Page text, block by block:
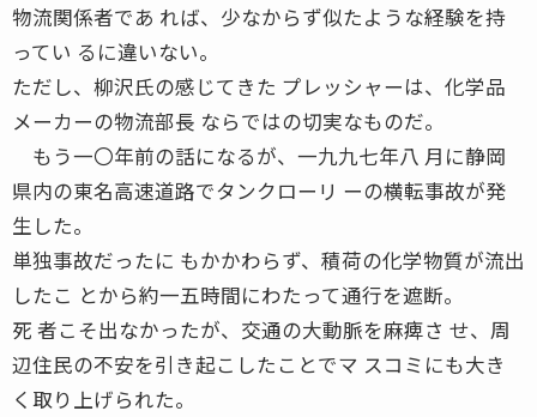
物流関係者であ れば、少なからず似たような経験を持
ってい るに違いない。
ただし、柳沢氏の感じてきた プレッシャーは、化学品
メーカーの物流部長 ならではの切実なものだ。
もう一〇年前の話になるが、一九九七年八 月に静岡
県内の東名高速道路でタンクローリ ーの横転事故が発
生した。
単独事故だったに もかかわらず、積荷の化学物質が流出
したこ とから約一五時間にわたって通行を遮断。
死 者こそ出なかったが、交通の大動脈を麻痺さ せ、周
辺住民の不安を引き起こしたことでマ スコミにも大き
く取り上げられた。